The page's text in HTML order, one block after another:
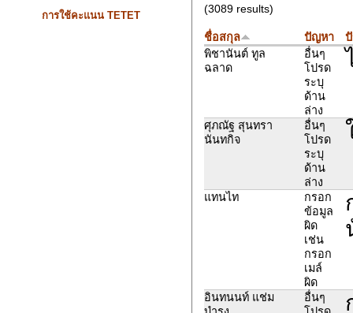
การใช้คะแนน TETET
(3089 results)
ชื่อสกุล ปัญหา
พิชานันต์ ทูล
ฉลาด
อื่นๆ
โปรด
ระบุ
ด้าน
ล่าง
ศุภณัฐ สุนทรา
นันทกิจ
อื่นๆ
โปรด
ระบุ
ด้าน
ล่าง
แทนไท
กรอก
ข้อมูล
ผิด
เช่น
กรอก
เมล์
ผิด
อินทนนท์ แช่ม
อื่นๆ